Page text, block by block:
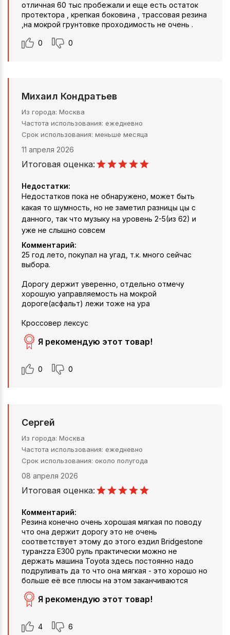
отличная 60 тыс пробежали и еще есть остаток
протектора , крепкая боковина , трассовая резина
,на мокрой грунтовке проходимость не очень .
0 0
Михаил Кондратьев
Из города Москва
Частота использования ежедневно
Срок использования меньше месяца
11 апреля 2026
Итоговая оценка:
Недостатки:
Недостатков пока не обнаружено, может быть
какая то шумность, но не заметил разницы цы с
данного, так что музыку на уровень 2-5(из 62) и
уже не слышно совсем
Комментарий:
25 год лето, покупал на угад, т.к. много сейчас
выбора.
Дорогу держит уверенно, отдельно отмечу
хорошую уаправляемость на мокрой
дороге(асфальт) лежи тоже на ура
Кроссовер лексус
Я рекомендую этот товар!
0 0
Сергей
Из города Москва
Частота использования ежедневно
Срок использования около полугода
08 апреля 2026
Итоговая оценка:
Комментарий:
Резина конечно очень хорошая мягкая по поводу
что она держит дорогу это не очень
соответствует этому до этого ездил Bridgestone
туранzza E300 руль практически можно не
держать машина Toyota здесь постоянно надо
подруливать да то что она мягкая - это хорошо но
больше её все плюсы на этом заканчиваются
Я рекомендую этот товар!
4 6